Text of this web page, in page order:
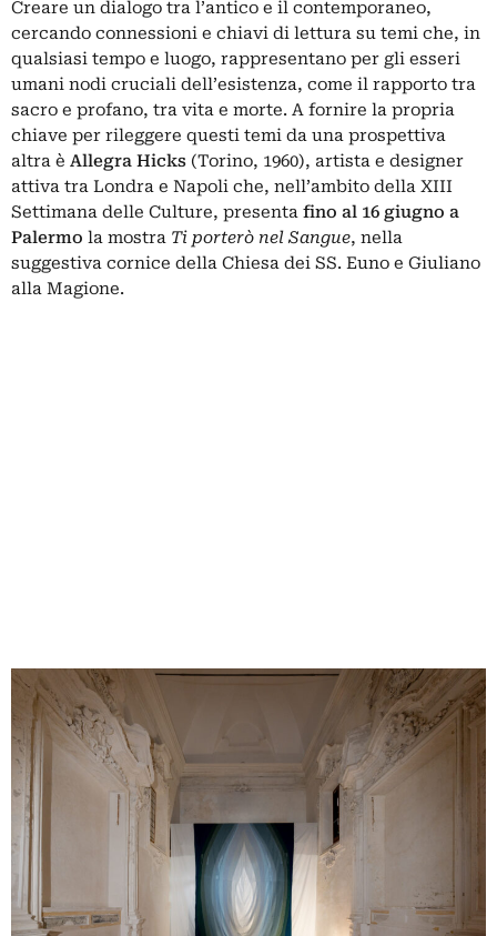
Creare un dialogo tra l’antico e il contemporaneo,
cercando connessioni e chiavi di lettura su temi che, in
qualsiasi tempo e luogo, rappresentano per gli esseri
umani nodi cruciali dell’esistenza, come il rapporto tra
sacro e profano, tra vita e morte. A fornire la propria
chiave per rileggere questi temi da una prospettiva
altra è Allegra Hicks (Torino, 1960), artista e designer
attiva tra Londra e Napoli che, nell’ambito della XIII
Settimana delle Culture, presenta fino al 16 giugno a
Palermo la mostra Ti porterò nel Sangue, nella
suggestiva cornice della Chiesa dei SS. Euno e Giuliano
alla Magione.